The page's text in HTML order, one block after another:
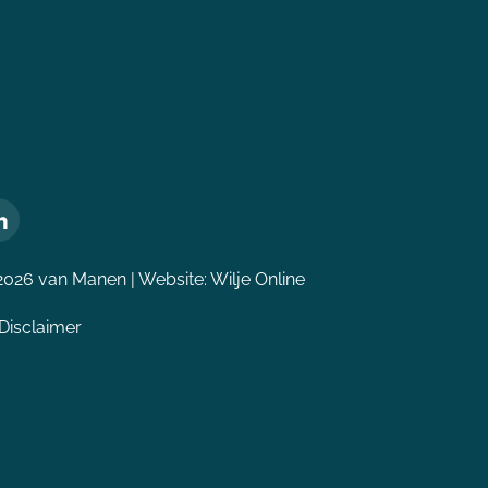
van Manen | Website: Wilje Online